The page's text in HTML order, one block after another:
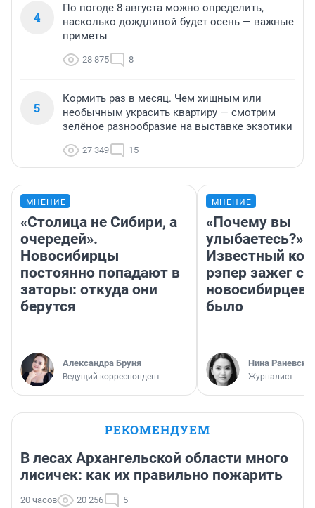
4
По погоде 8 августа можно определить,
насколько дождливой будет осень — важные
приметы
28 875 8
5
Кормить раз в месяц. Чем хищным или
необычным украсить квартиру — смотрим
зелёное разнообразие на выставке экзотики
27 349 15
МНЕНИЕ
«Столица не Сибири, а
очередей».
Новосибирцы
постоянно попадают в
заторы: откуда они
берутся
Александра Бруня
Ведущий корреспондент
МНЕНИЕ
«Почему вы
улыбаетесь?»
Известный
рэпер зажег с
новосибирцев:
было
Нина
Журналист
РЕКОМЕНДУЕМ
В лесах Архангельской области много
лисичек: как их правильно пожарить
20 часов 20 256 5